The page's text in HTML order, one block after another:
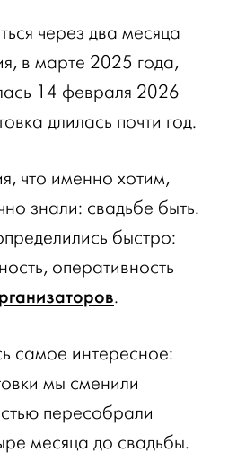
через два месяца
в марте 2025 года,
14 февраля 2026
длилась почти год.
что именно хотим,
знали: свадьбе быть.
быстро:
оперативность
.
самое интересное:
мы сменили
пересобрали
месяца до свадьбы.